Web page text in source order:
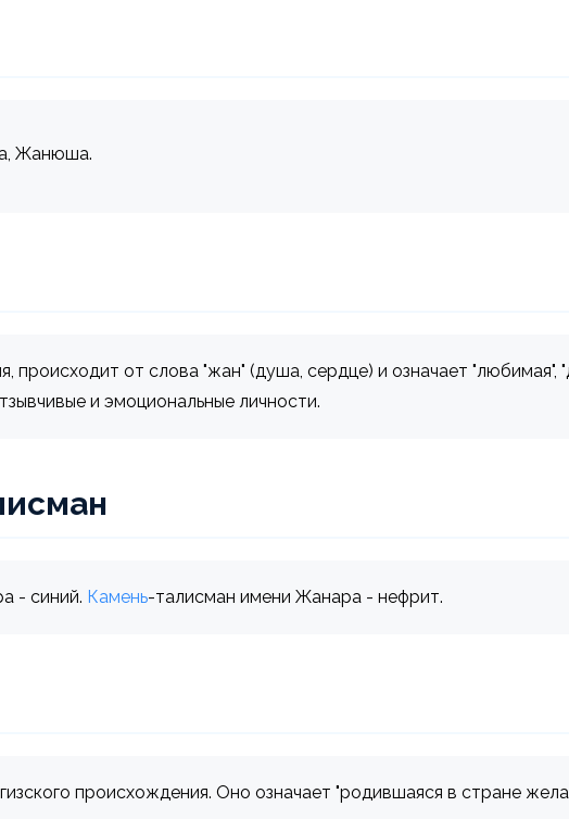
Жанюша.
происходит от слова "жан" (душа, сердце) и означает "любимая",
и эмоциональные личности.
- синий. Камень-талисман имени Жанара - нефрит.
происхождения. Оно означает "родившаяся в стране